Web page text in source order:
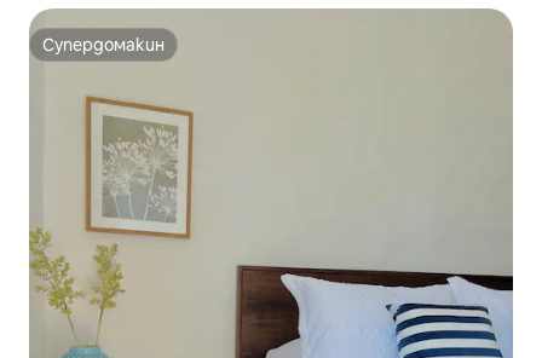
Супердомакин
Супердомакин